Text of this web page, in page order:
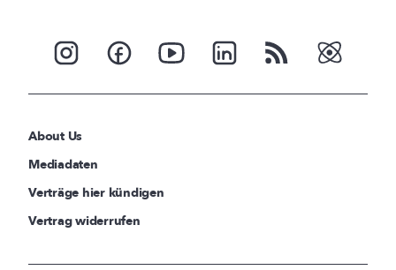
About Us
Mediadaten
Verträge hier kündigen
Vertrag widerrufen